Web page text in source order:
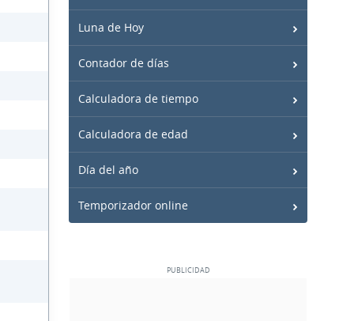
Luna de Hoy
Contador de días
Calculadora de tiempo
Calculadora de edad
Día del año
Temporizador online